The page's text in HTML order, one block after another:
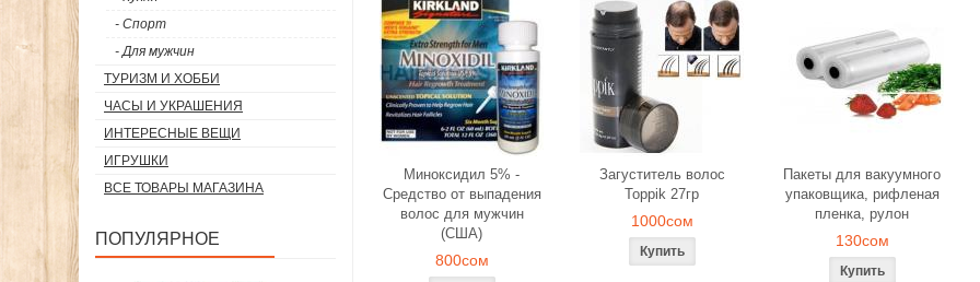
- Спорт
- Для мужчин
ТУРИЗМ И ХОББИ
ЧАСЫ И УКРАШЕНИЯ
ИНТЕРЕСНЫЕ ВЕЩИ
ИГРУШКИ
ВСЕ ТОВАРЫ МАГАЗИНА
ПОПУЛЯРНОЕ
Миноксидил 5% -
Средство от выпадения
волос для мужчин
(США)
800сом
Загуститель волос
Toppik 27гр
1000сом
Пакеты для вакуумного
упаковщика, рифленая
пленка, рулон
130сом